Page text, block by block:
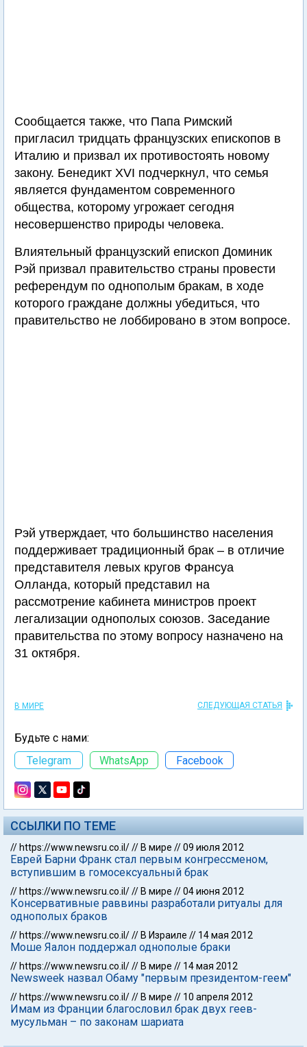
Сообщается также, что Папа Римский
пригласил тридцать французских епископов в
Италию и призвал их противостоять новому
закону. Бенедикт XVI подчеркнул, что семья
является фундаментом современного
общества, которому угрожает сегодня
несовершенство природы человека.
Влиятельный французский епископ Доминик
Рэй призвал правительство страны провести
референдум по однополым бракам, в ходе
которого граждане должны убедиться, что
правительство не лоббировано в этом вопросе.
Рэй утверждает, что большинство населения
поддерживает традиционный брак – в отличие
представителя левых кругов Франсуа
Олланда, который представил на
рассмотрение кабинета министров проект
легализации однополых союзов. Заседание
правительства по этому вопросу назначено на
31 октября.
В МИРЕ СЛЕДУЮЩАЯ СТАТЬЯ
Будьте с нами:
Telegram
WhatsApp Facebook
ССЫЛКИ ПО ТЕМЕ
// https://www.newsru.co.il/// В мире //09 июля 2012
Еврей Барни Франк стал первым конгрессменом,
вступившим в гомосексуальный брак
// https://www.newsru.co.il/// В мире //04 июня 2012
Консервативные раввины разработали ритуалы для
однополых браков
// https://www.newsru.co.il/// В Израиле // 14 мая 2012
Моше Яалон поддержал однополые браки
// https://www.newsru.co.il/// В мире // 14 мая 2012
Newsweek назвал Обаму "первым президентом-геем"
// https://www.newsru.co.il/// В мире // 10 апреля 2012
Имам из Франции благословил брак двух геев-
мусульман – по законам шариата